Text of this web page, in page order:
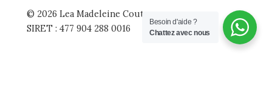
© 2026 Lea Madeleine Couture
SIRET : 477 904 288 0016
Besoin d'aide ?
Chattez avec nous